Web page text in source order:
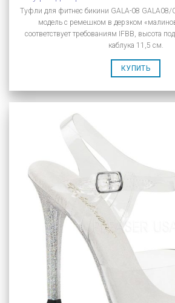
Туфли для фитнес бикини GALA-08
модель с ремешком в дерзком
соответствует требованиям IFBB, высота
каблука 11,5 см.
КУПИТЬ